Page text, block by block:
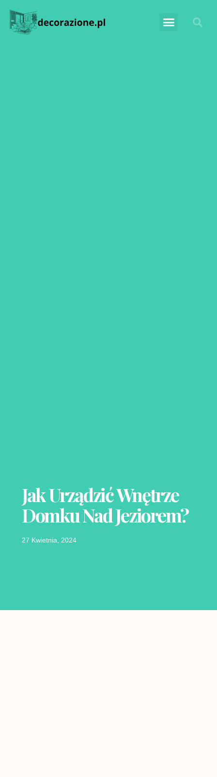
Jak Urządzić Wnętrze
Domku Nad Jeziorem?
27 Kwietnia, 2024